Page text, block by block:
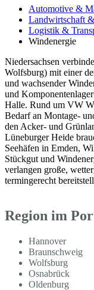
Automotive &
Landwirtschaft
Logistik &
Windenergie
Niedersachsen
Wolfsburg) mit einer
und wachsender
und
Halle. Rund um VW
Bedarf an Montage-
den Acker- und
Lüneburger Heide
Seehäfen in Emden,
Stückgut und
verlangen große,
termingerecht
Region im
Hannover
Braunschweig
Wolfsburg
Osnabrück
Oldenburg